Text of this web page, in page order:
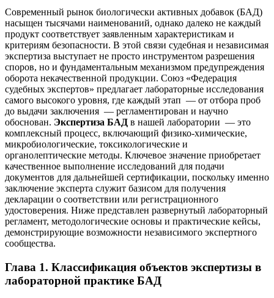
Современный рынок биологически активных добавок (БАД)
насыщен тысячами наименований, однако далеко не каждый
продукт соответствует заявленным характеристикам и
критериям безопасности. В этой связи судебная и независимая
экспертиза выступает не просто инструментом разрешения
споров, но и фундаментальным механизмом предупреждения
оборота некачественной продукции. Союз «Федерация
судебных экспертов» предлагает лабораторные исследования
самого высокого уровня, где каждый этап — от отбора проб
до выдачи заключения — регламентирован и научно
обоснован. Экспертиза БАД в нашей лаборатории — это
комплексный процесс, включающий физико-химические,
микробиологические, токсикологические и
органолептические методы. Ключевое значение приобретает
качественное выполнение исследований для подачи
документов для дальнейшей сертификации, поскольку именно
заключение эксперта служит базисом для получения
декларации о соответствии или регистрационного
удостоверения. Ниже представлен развернутый лабораторный
регламент, методологические основы и практические кейсы,
демонстрирующие возможности независимого экспертного
сообщества.
Глава 1. Классификация объектов экспертизы в
лабораторной практике БАД